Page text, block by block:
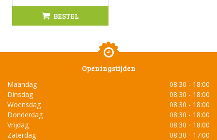
BESTEL
Openingstijden
Maandag
08:30 - 18:00
Dinsdag
08:30 - 18:00
Woensdag
08:30 - 18:00
Donderdag
08:30 - 18:00
Vrijdag
08:30 - 18:00
Zaterdag
08:30 - 17:00